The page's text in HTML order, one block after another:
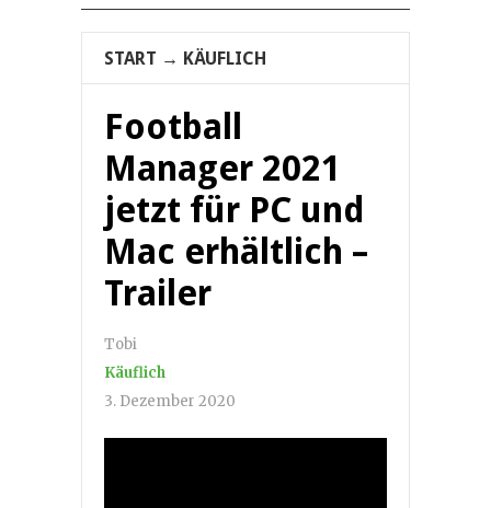
START → KÄUFLICH
Football
Manager 2021
jetzt für PC und
Mac erhältlich –
Trailer
Tobi
Käuflich
3. Dezember 2020